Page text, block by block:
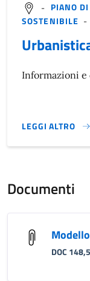
- PIANO
SOSTENIBILE -
Informazioni
LEGGI ALTRO
}
Documenti
DOC